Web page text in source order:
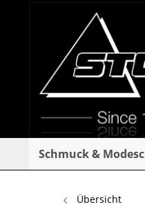
Schmuck &
Übersicht